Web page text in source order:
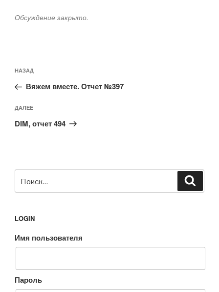
Обсуждение закрыто.
по
записям
Предыдущая
запись:
НАЗАД
Вяжем вместе. Отчет №397
Следующая
запись
ДАЛЕЕ
DIM, отчет 494
LOGIN
Имя пользователя
Пароль